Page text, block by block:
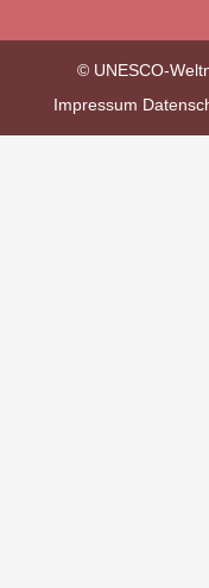
© UNESCO-
Impressum